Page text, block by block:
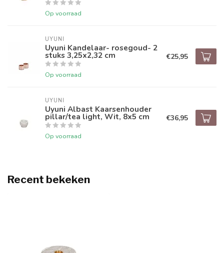
Op voorraad
UYUNI
Uyuni Kandelaar- rosegoud- 2
stuks 3,25x2,32 cm
Op voorraad
€25,95
UYUNI
Uyuni Albast Kaarsenhouder
pillar/tea light, Wit, 8x5 cm
Op voorraad
€36,95
Recent bekeken